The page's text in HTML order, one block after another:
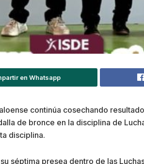
en Whatsapp
continúa cosechando
de bronce en la disciplina de
disciplina.
séptima presea dentro de las